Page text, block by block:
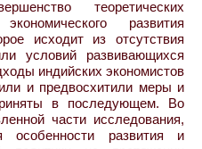
теоретических
развития
исходит из отсутствия
условий развивающихся
индийских экономистов
и предвосхитили меры и
в последующем. Во
части исследования,
особенности развития и